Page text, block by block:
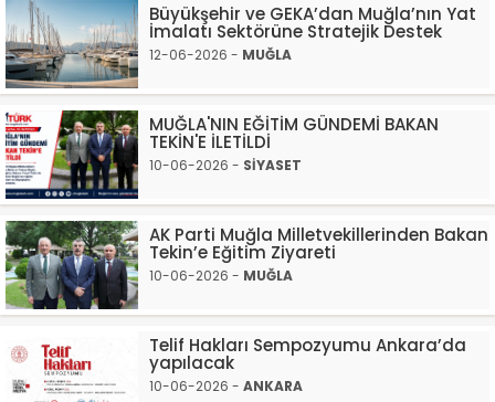
Büyükşehir ve GEKA’dan Muğla’nın Yat
İmalatı Sektörüne Stratejik Destek
12-06-2026 - MUĞLA
MUĞLA'NIN EĞİTİM GÜNDEMİ BAKAN
TEKİN'E İLETİLDİ
10-06-2026 - SİYASET
AK Parti Muğla Milletvekillerinden Bakan
Tekin’e Eğitim Ziyareti
10-06-2026 - MUĞLA
Telif Hakları Sempozyumu Ankara’da
yapılacak
10-06-2026 - ANKARA